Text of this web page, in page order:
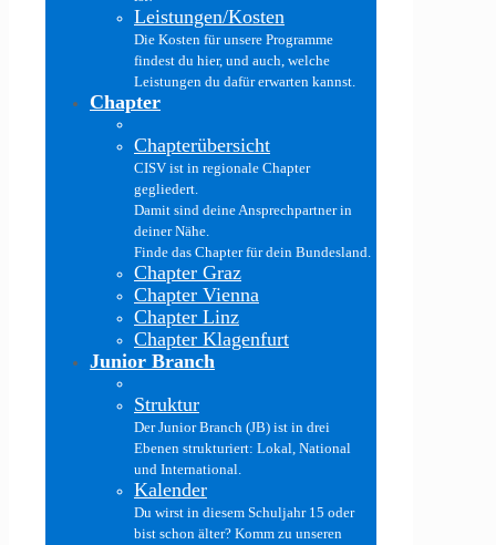
Leistungen/Kosten
Die Kosten für unsere Programme
findest du hier, und auch, welche
Leistungen du dafür erwarten kannst.
Chapter
Chapterübersicht
CISV ist in regionale Chapter
gegliedert.
Damit sind deine Ansprechpartner in
deiner Nähe.
Finde das Chapter für dein Bundesland.
Chapter Graz
Chapter Vienna
Chapter Linz
Chapter Klagenfurt
Junior Branch
Struktur
Der Junior Branch (JB) ist in drei
Ebenen strukturiert: Lokal, National
und International.
Kalender
Du wirst in diesem Schuljahr 15 oder
bist schon älter? Komm zu unseren